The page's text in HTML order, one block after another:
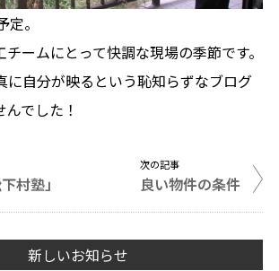
。
ームにとって快調な現場の季節です。
に自分が映るという恥知らずなブログ
でした！
村塾」
次の記事
良い物件の条件
新しいお知らせ